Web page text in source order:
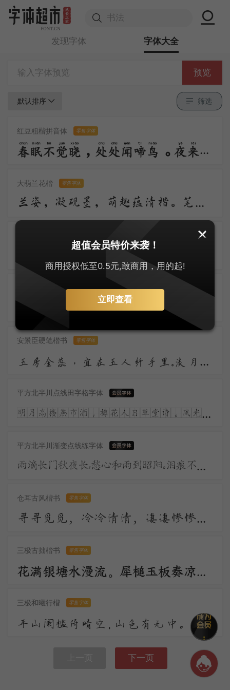
发现字体 字体大全
预览
默认排序 筛选
红豆粗楷拼音体 零售字体
春眠不觉晓，处处闻啼鸟。夜来风雨声，花落知多少。
大萌兰花楷 零售字体
兰姿，凝砚墨，萌趣蕴清楷。笔落柔含韵，风舒浅带华。
零售字体
安景臣硬笔楷书 零售字体
玉房金蕊，宜在玉人纤手里。淡月朦胧，更有微微弄袖风。温香熟美，醉慢云鬟垂两耳。多谢春工，不是花红是玉红。
平方北半川点线田字格字体
明月高楼燕市酒，梅花人日草堂诗。风光流转何多态，儿女青红又一时。涧底孤松二千尺，殷勤留看岁寒枝。
平方北半川渐变点线练字体
雨滴长门秋夜长，愁心和雨到昭阳。泪痕不学君恩断，拭却千行更万行。宫殿沈沈月欲分，昭阳更漏不堪闻。
仓耳古风楷书 零售字体
寻寻觅觅，冷冷清清，凄凄惨惨戚戚。乍暖还寒时候，最难将息。三杯两盏淡酒，怎敌他、晚来风急！雁过也，正伤心，却是旧时相识。
三极古拙楷书 零售字体
花满银塘水漫流。犀槌玉板奏凉州。顺风环佩过秦楼。远汉碧云轻漠漠，今宵人在鹊桥头。一声敲彻绛河秋。
三极和曦行楷 零售字体
平山阑槛倚晴空，山色有无中。手种堂前垂柳，别来几度春风？文章太守，挥毫万字，一饮千钟。行乐直须年少，尊前看取衰翁。
下一页
超值会员特价来袭！
商用授权低至0.5元,敢商用，用的起!
立即查看